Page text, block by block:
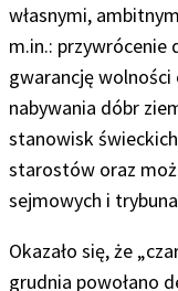
własnymi,
m.in.: przywrócenie
gwarancję
nabywania dóbr
stanowisk
starostów oraz
sejmowych i
Okazało się, że
grudnia powołano